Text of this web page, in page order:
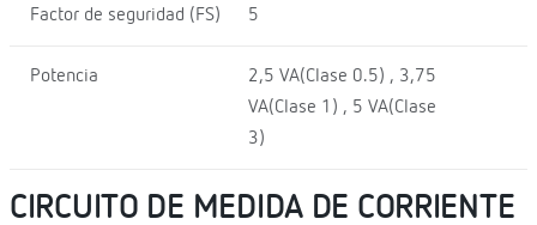
Factor de seguridad (FS) 5
Potencia
2,5 VA(Clase 0.5) , 3,75
VA(Clase 1) , 5 VA(Clase
3)
CIRCUITO DE MEDIDA DE CORRIENTE